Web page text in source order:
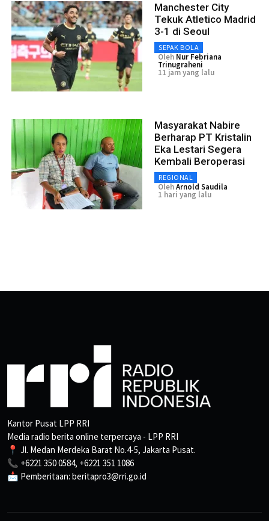
Manchester City
Tekuk Atletico Madrid
3-1 di Seoul
SEPAK BOLA
Oleh Nur Febriana
Trinugraheni
11 jam yang lalu
Masyarakat Nabire
Berharap PT Kristalin
Eka Lestari Segera
Kembali Beroperasi
REGIONAL
OlehArnold Saudila
1 hari yang lalu
Kantor Pusat LPP RRI
Media radio berita online terpercaya - LPP RRI
📍 Jl. Medan Merdeka Barat No.4-5, Jakarta Pusat.
📞 +6221 350 0584, +6221 351 1086
📩 Pemberitaan: beritapro3@rri.go.id